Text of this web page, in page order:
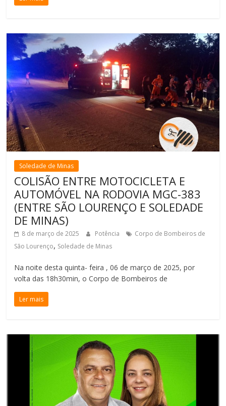
Soledade de Minas
COLISÃO ENTRE MOTOCICLETA E
AUTOMÓVEL NA RODOVIA MGC-383
(ENTRE SÃO LOURENÇO E SOLEDADE
DE MINAS)
8 de março de 2025 Potência
Corpo de Bombeiros de
São Lourenço, Soledade de Minas
Na noite desta quinta- feira , 06 de março de 2025, por
volta das 18h30min, o Corpo de Bombeiros de
Ler mais